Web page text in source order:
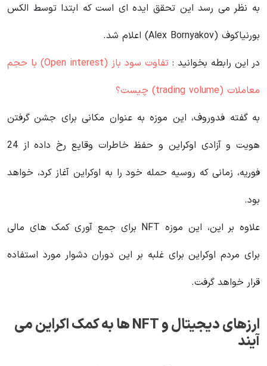
به نظر می رسد این تحقق ایده ای است که ابتدا توسط الکس
بورنیاکوف (Alex Bornyakov) اعلام شد.
در این رابطه بخوانید‌ :
تفاوت سود باز (Open interest) با حجم
معاملات (trading volume) چیست؟
به گفته فدوروف، این موزه به عنوان مکانی برای جشن گرفتن
هویت و آزادی اوکراین و حفظ خاطرات وقایع رخ داده از 24
فوریه، زمانی که روسیه حمله خود را به اوکراین آغاز کرد، خواهد
بود.
علاوه بر این، این موزه NFT برای جمع آوری کمک های مالی
برای مردم اوکراین برای غلبه بر این دوران دشوار مورد استفاده
قرار خواهد گرفت.
ارزهای دیجیتال و NFT ها به کمک اکراین می
آیند